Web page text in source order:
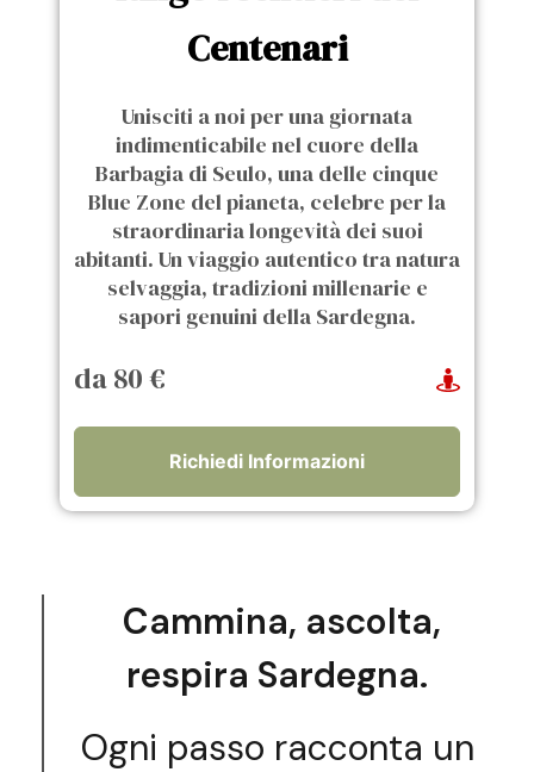
Centenari
Unisciti a noi per una giornata
indimenticabile nel cuore della
Barbagia di Seulo, una delle cinque
Blue Zone del pianeta, celebre per la
straordinaria longevità dei suoi
abitanti. Un viaggio autentico tra natura
selvaggia, tradizioni millenarie e
sapori genuini della Sardegna.
da 80 €
Richiedi Informazioni
Cammina, ascolta,
respira Sardegna.
Ogni passo racconta un